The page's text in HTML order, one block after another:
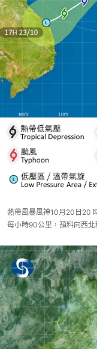
熱帶風暴風神10月20日20
每小時90公里，預料向西北